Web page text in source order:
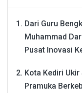
Dari Guru
Muhammad
Pusat Inovasi
Kota Kediri
Pramuka